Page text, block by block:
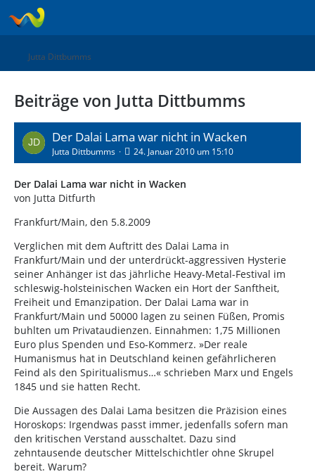
Jutta Dittbumms
Beiträge von Jutta Dittbumms
Der Dalai Lama war nicht in Wacken
Jutta Dittbumms 24. Januar 2010 um 15:10
Der Dalai Lama war nicht in Wacken
von Jutta Ditfurth
Frankfurt/Main, den 5.8.2009
Verglichen mit dem Auftritt des Dalai Lama in
Frankfurt/Main und der unterdrückt-aggressiven Hysterie
seiner Anhänger ist das jährliche Heavy-Metal-Festival im
schleswig-holsteinischen Wacken ein Hort der Sanftheit,
Freiheit und Emanzipation. Der Dalai Lama war in
Frankfurt/Main und 50000 lagen zu seinen Füßen, Promis
buhlten um Privataudienzen. Einnahmen: 1,75 Millionen
Euro plus Spenden und Eso-Kommerz. »Der reale
Humanismus hat in Deutschland keinen gefährlicheren
Feind als den Spiritualismus…« schrieben Marx und Engels
1845 und sie hatten Recht.
Die Aussagen des Dalai Lama besitzen die Präzision eines
Horoskops: Irgendwas passt immer, jedenfalls sofern man
den kritischen Verstand ausschaltet. Dazu sind
zehntausende deutscher Mittelschichtler ohne Skrupel
bereit. Warum?